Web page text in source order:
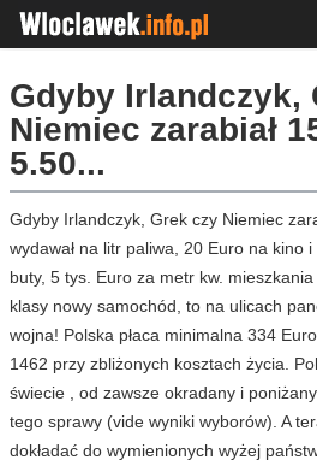
Gdyby Irlandczyk,
Niemiec zarabiał
5.50...
Gdyby Irlandczyk, Grek czy Niemiec
wydawał na litr paliwa, 20 Euro na kino
buty, 5 tys. Euro za metr kw.
klasy nowy samochód, to na ulicach
wojna! Polska płaca minimalna 334
1462 przy zbliżonych kosztach życia.
świecie , od zawsze okradany i
tego sprawy (vide wyniki wyborów). A
dokładać do wymienionych wyżej